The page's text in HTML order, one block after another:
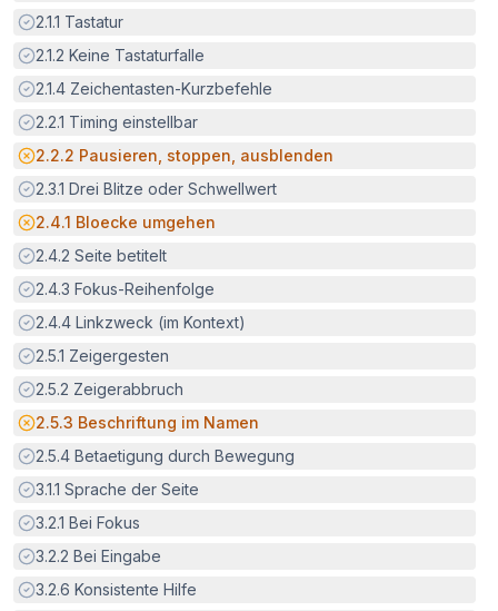
Erfüllt:
2.1.1 Tastatur
Erfüllt:
2.1.2 Keine Tastaturfalle
Erfüllt:
2.1.4 Zeichentasten-Kurzbefehle
Erfüllt:
2.2.1 Timing einstellbar
Potenzielle Barriere:
2.2.2 Pausieren, stoppen, ausblenden
Erfüllt:
2.3.1 Drei Blitze oder Schwellwert
Potenzielle Barriere:
2.4.1 Bloecke umgehen
Erfüllt:
2.4.2 Seite betitelt
Erfüllt:
2.4.3 Fokus-Reihenfolge
Erfüllt:
2.4.4 Linkzweck (im Kontext)
Erfüllt:
2.5.1 Zeigergesten
Erfüllt:
2.5.2 Zeigerabbruch
Potenzielle Barriere:
2.5.3 Beschriftung im Namen
Erfüllt:
2.5.4 Betaetigung durch Bewegung
Erfüllt:
3.1.1 Sprache der Seite
Erfüllt:
3.2.1 Bei Fokus
Erfüllt:
3.2.2 Bei Eingabe
Erfüllt:
3.2.6 Konsistente Hilfe